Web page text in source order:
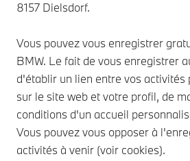
8157 Dielsdorf.
Vous pouvez vous enregistrer
BMW. Le fait de vous enregistrer
d'établir un lien entre vos activités
sur le site web et votre profil, de
conditions d'un accueil
Vous pouvez vous opposer à
activités à venir (voir cookies).